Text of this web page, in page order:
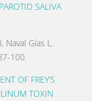
SALIVA
Naval Gías L.
100.
OF FREY’S
TOXIN